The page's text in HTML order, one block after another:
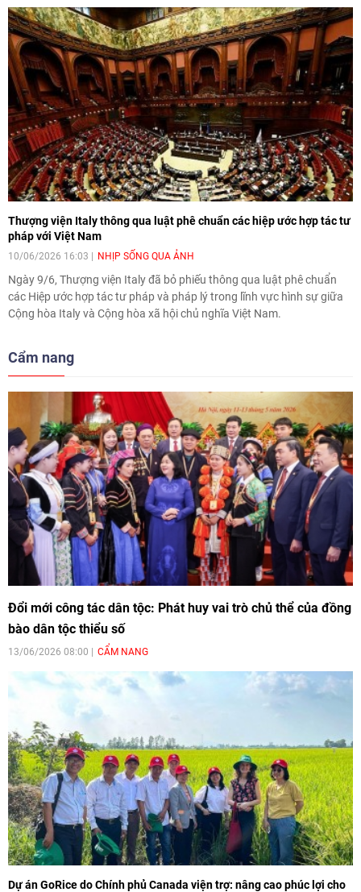
xem là bước đi quan trọng nhằm đưa chuyển đổi số đến gần hơn với
người dân, lấy ấp, khóm làm địa bàn trọng tâm để hình thành những
mô hình số thiết thực, hiệu quả và có khả năng nhân rộng.
Thượng viện Italy thông qua luật phê chuẩn các hiệp ước hợp tác tư
pháp với Việt Nam
10/06/2026 16:03 NHỊP SỐNG QUA ẢNH
Ngày 9/6, Thượng viện Italy đã bỏ phiếu thông qua luật phê chuẩn
các Hiệp ước hợp tác tư pháp và pháp lý trong lĩnh vực hình sự giữa
Cộng hòa Italy và Cộng hòa xã hội chủ nghĩa Việt Nam.
Cẩm nang
Đổi mới công tác dân tộc: Phát huy vai trò chủ thể của đồng
bào dân tộc thiểu số
13/06/2026 08:00 CẨM NANG
Dự án GoRice do Chính phủ Canada viện trợ: nâng cao phúc lợi cho